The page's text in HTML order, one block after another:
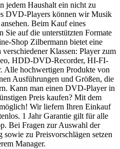
jedem Haushalt ein nicht zu
DVD-Players können wir Musik
Beim Kauf eines
Sie auf die unterstützten Formate
Shop Zilbermann bietet eine
Klassen: Player zum
HDD-DVD-Recorder, HI-FI-
Alle hochwertigen Produkte von
Ausführungen und Größen, die
Kann man einen DVD-Player in
Preis kaufen? Mit dem
Wir liefern Ihren Einkauf
1 Jahr Garantie gilt für alle
Bei Fragen zur Auswahl der
zu Preisvorschlägen setzen
Manager.